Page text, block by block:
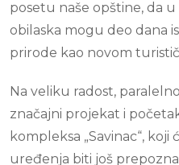
posetu naše opštine, da
obilaska mogu deo dana
prirode kao novom
Na veliku radost,
značajni projekat i
kompleksa „Savinac“,
uređenja biti još